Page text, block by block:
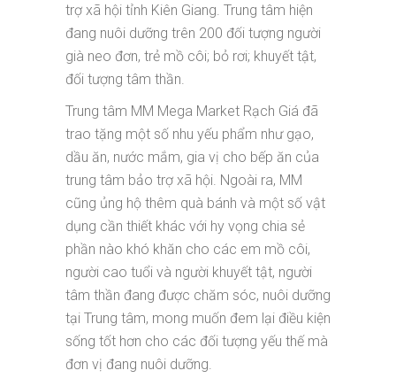
trợ xã hội tỉnh Kiên Giang. Trung tâm hiện
đang nuôi dưỡng trên 200 đối tượng người
già neo đơn, trẻ mồ côi; bỏ rơi; khuyết tật,
đối tượng tâm thần.
Trung tâm MM Mega Market Rạch Giá đã
trao tặng một số nhu yếu phẩm như gạo,
dầu ăn, nước mắm, gia vị cho bếp ăn của
trung tâm bảo trợ xã hội. Ngoài ra, MM
cũng ủng hộ thêm quà bánh và một số vật
dụng cần thiết khác với hy vọng chia sẻ
phần nào khó khăn cho các em mồ côi,
người cao tuổi và người khuyết tật, người
tâm thần đang được chăm sóc, nuôi dưỡng
tại Trung tâm, mong muốn đem lại điều kiện
sống tốt hơn cho các đối tượng yếu thế mà
đơn vị đang nuôi dưỡng.